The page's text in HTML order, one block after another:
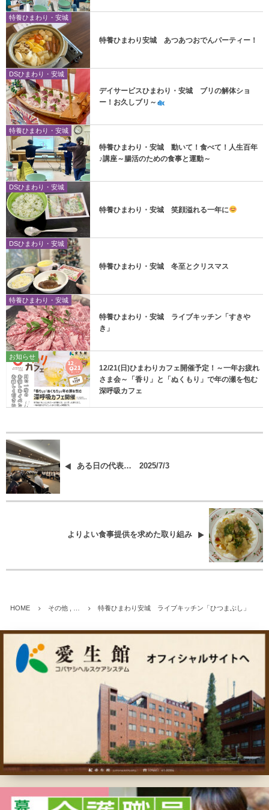
特養ひまわり・安城
特養ひまわり安城 あつあつおでんパーティー！
DSひまわり・安城
デイサービスひまわり・安城 ブリの解体ショ
ー！お久しブリ～
特養ひまわり・安城
特養ひまわり・安城 動いて！食べて！人生百年
♪講座～腸活のための食事と運動～
DSひまわり・安城
特養ひまわり・安城 笑顔溢れる一年に
DSひまわり・安城
特養ひまわり・安城 冬至とクリスマス
特養ひまわり・安城
特養ひまわり・安城 ライブキッチン「すきや
き」
お知らせ
12/21(日)ひまわりカフェ開催予定！～一年お疲れ
さま会～「香り」と「ぬくもり」で年の瀬を包む
深呼吸カフェ
ある日の代表… 2025/7/3
よりよい食事提供を求めた取り組み
HOME その他 , … 特養ひまわり安城 ライブキッチン「ひつまぶし」